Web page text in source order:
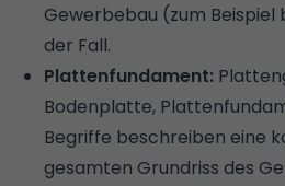
Gewerbebau (zum Beispiel
der Fall.
Plattenfundament:
Bodenplatte,
Begriffe beschreiben eine
gesamten Grundriss des